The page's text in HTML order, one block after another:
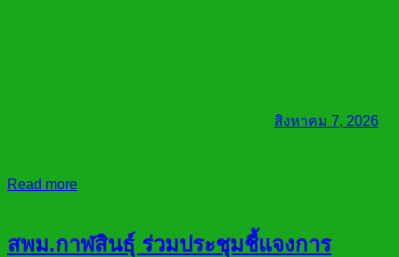
สิงหาคม 7, 2026
Read more
สพม.กาฬสินธุ์ ร่วมประชุมชี้แจงการ